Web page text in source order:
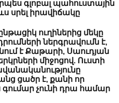
որպես գլոբալ
է ևս սրել իրավիճակը.
ընթացիկ ուղիներից
անում է Քաթարի,
այլ երկրների միջոցով.
հավանականությունը
ցածր է, քանի որ
գումար չունի դրա